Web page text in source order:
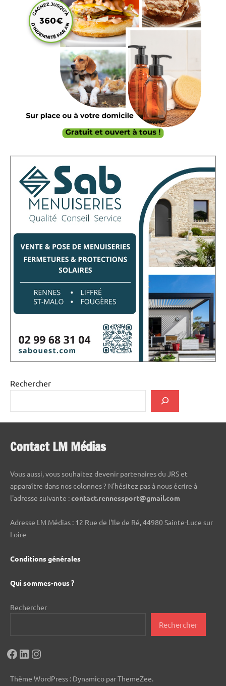
Rechercher
Contact LM Médias
Vous aussi, vous souhaitez devenir partenaires du JRS et
apparaître dans nos colonnes ? N'hésitez pas à nous écrire à
l'adresse suivante :contact.rennessport@gmail.com
Adresse LM Médias : 12 Rue de l'Ile de Ré, 44980 Sainte-Luce sur
Loire
Conditions générales
Qui sommes-nous ?
Rechercher
Rechercher
Facebook
LinkedIn
Instagram
Thème WordPress : Dynamico par ThemeZee.